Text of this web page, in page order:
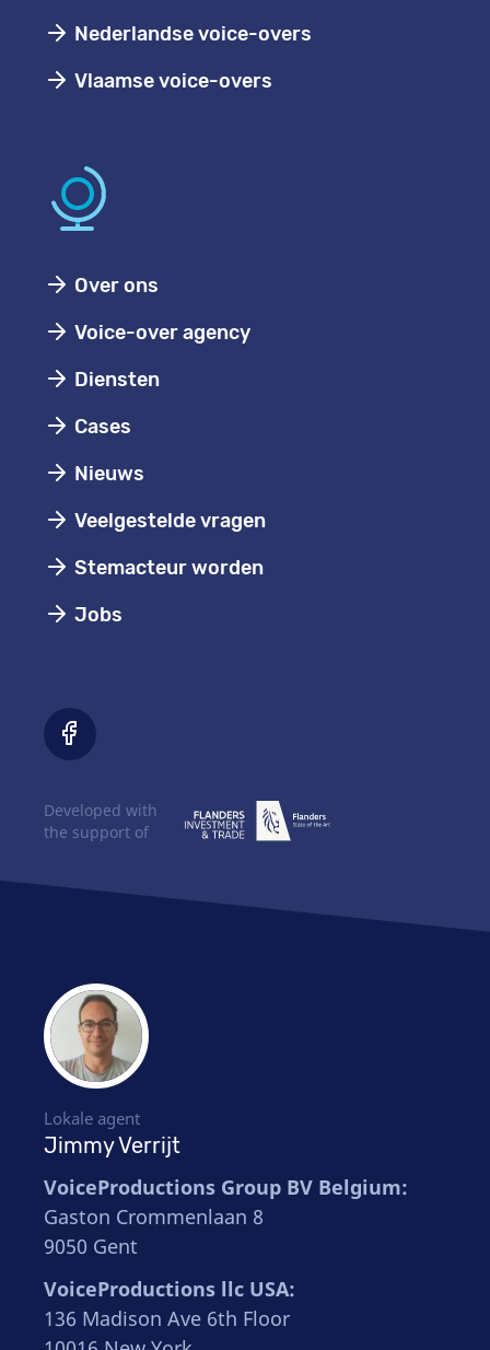
Nederlandse voice-overs
Vlaamse voice-overs
Over ons
Voice-over agency
Diensten
Cases
Nieuws
Veelgestelde vragen
Stemacteur worden
Jobs
Lokale agent
Jimmy Verrijt
VoiceProductions Group BV Belgium:
Gaston Crommenlaan 8
9050 Gent
VoiceProductions llc USA:
136 Madison Ave 6th Floor
Developed with
the support of